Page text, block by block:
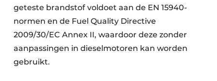
geteste brandstof voldoet aan de EN 15940-
normen en de Fuel Quality Directive
2009/30/EC Annex II, waardoor deze zonder
aanpassingen in dieselmotoren kan worden
gebruikt.